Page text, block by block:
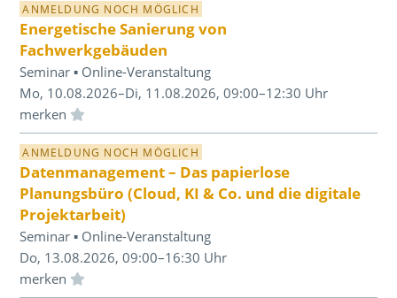
ANMELDUNG NOCH MÖGLICH
Energetische Sanierung von
Fachwerkgebäuden
Seminar ▪ Online-Veranstaltung
Mo, 10.08.2026–Di, 11.08.2026, 09:00–12:30 Uhr
Einloggen und Merkliste benutzen
ANMELDUNG NOCH MÖGLICH
Datenmanagement – Das papierlose
Planungsbüro (Cloud, KI & Co. und die digitale
Projektarbeit)
Seminar ▪ Online-Veranstaltung
Do, 13.08.2026, 09:00–16:30 Uhr
Einloggen und Merkliste benutzen